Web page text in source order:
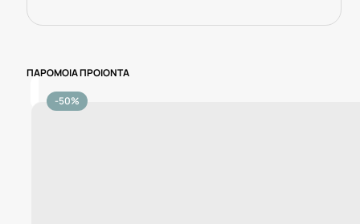
ΠΑΡΟΜΟΙΑ ΠΡΟΙΟΝΤΑ
-50%